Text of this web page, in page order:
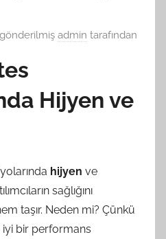
admin tarafından
Hijyen ve
hijyen ve
sağlığını
taşır. Neden mi? Çünkü
iyi bir performans